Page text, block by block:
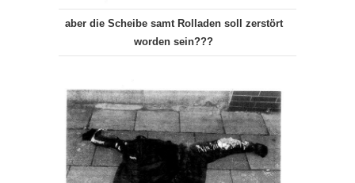
aber die Scheibe samt Rolladen soll zerstört
worden sein???